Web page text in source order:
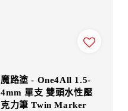
魔路塗 - One4All 1.5-
4mm 單支 雙頭水性壓
克力筆 Twin Marker